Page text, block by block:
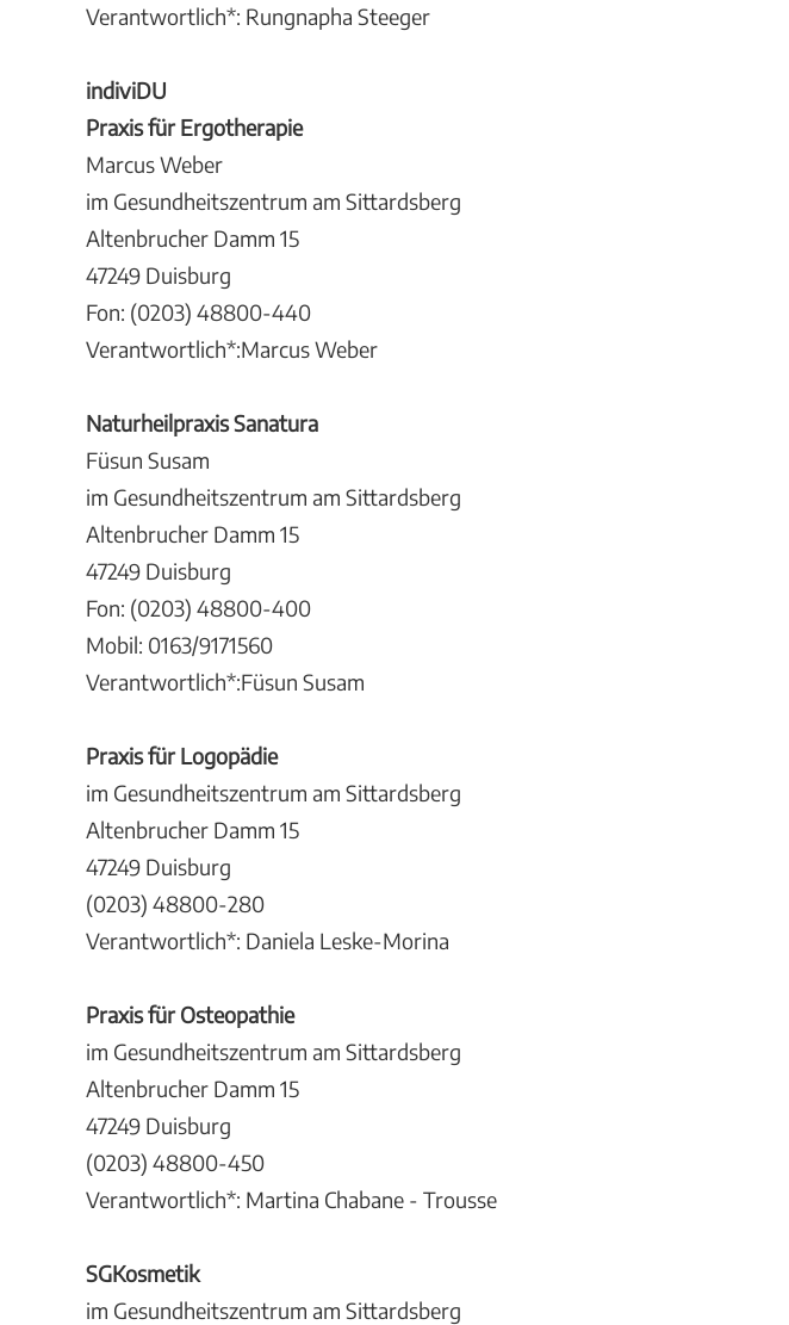
Verantwortlich*: Rungnapha Steeger
indiviDU
Praxis für Ergotherapie
Marcus Weber
im Gesundheitszentrum am Sittardsberg
Altenbrucher Damm 15
47249 Duisburg
Fon: (0203) 48800-440
Verantwortlich*:Marcus Weber
Naturheilpraxis Sanatura
Füsun Susam
im Gesundheitszentrum am Sittardsberg
Altenbrucher Damm 15
47249 Duisburg
Fon: (0203) 48800-400
Mobil: 0163/9171560
Verantwortlich*:Füsun Susam
Praxis für Logopädie
im Gesundheitszentrum am Sittardsberg
Altenbrucher Damm 15
47249 Duisburg
(0203) 48800-280
Verantwortlich*: Daniela Leske-Morina
Praxis für Osteopathie
im Gesundheitszentrum am Sittardsberg
Altenbrucher Damm 15
47249 Duisburg
(0203) 48800-450
Verantwortlich*: Martina Chabane - Trousse
SGKosmetik
im Gesundheitszentrum am Sittardsberg